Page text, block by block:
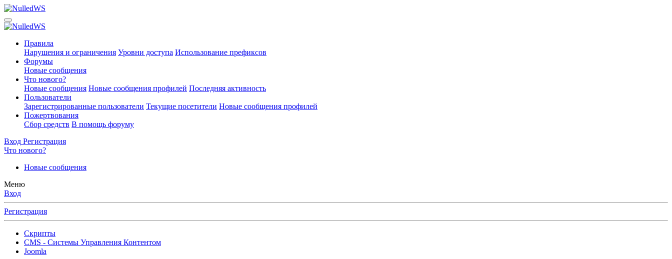
Правила
Нарушения и ограничения Уровни доступа Использование префиксов
Форумы
Новые сообщения
Что нового?
Новые сообщения Новые сообщения профилей Последняя активность
Пользователи
Зарегистрированные пользователи Текущие посетители Новые сообщения профилей
Пожертвования
Сбор средств В помощь форуму
Вход Регистрация
Что нового?
Новые сообщения
Меню
Вход
Регистрация
Скрипты
CMS - Системы Управления Контентом
Joomla